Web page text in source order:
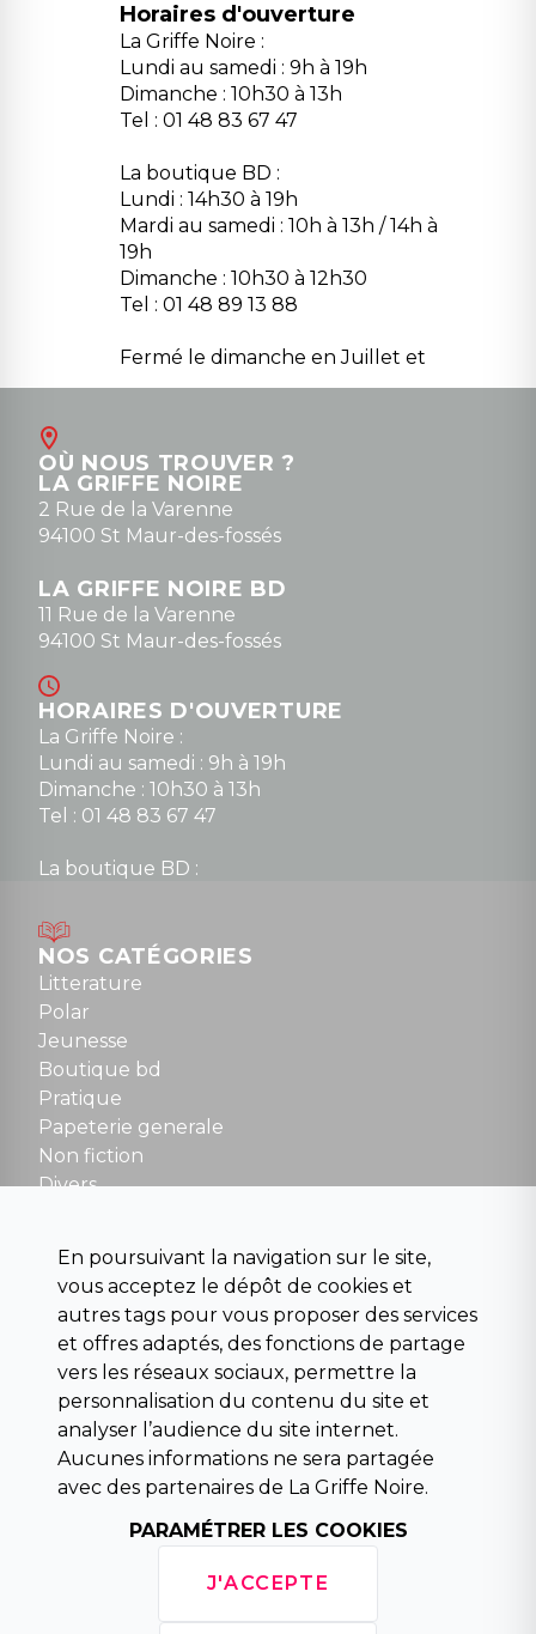
Horaires d'ouverture
La Griffe Noire :
Lundi au samedi : 9h à 19h
Dimanche : 10h30 à 13h
Tel : 01 48 83 67 47
La boutique BD :
Lundi : 14h30 à 19h
Mardi au samedi : 10h à 13h / 14h à
19h
Dimanche : 10h30 à 12h30
Tel : 01 48 89 13 88
Fermé le dimanche en Juillet et
Août
contact@la-griffe-noire.com
0148836747
OÙ NOUS TROUVER ?
LA GRIFFE NOIRE
2 Rue de la Varenne
94100 St Maur-des-fossés
LA GRIFFE NOIRE BD
11 Rue de la Varenne
94100 St Maur-des-fossés
HORAIRES D'OUVERTURE
La Griffe Noire :
Lundi au samedi : 9h à 19h
Dimanche : 10h30 à 13h
Tel : 01 48 83 67 47
La boutique BD :
Mardi au samedi : 10h à 13h / 14h à 19h
Dimanche : 10h30 à 12h30
Tel : 01 48 89 13 88
Fermé le dimanche en Juillet et Août
NOUS CONTACTER
contact@la-griffe-noire.com
NOS CATÉGORIES
Litterature
Polar
Jeunesse
Boutique bd
Pratique
Papeterie generale
Non fiction
Divers
Para scolaire
Histoire
Pochoteque
Pleiade
INFORMATIONS
Droit de rétractation
Conditions générales de vente
Mentions légales
Horaires d'ouverture
En poursuivant la navigation sur le site,
vous acceptez le dépôt de cookies et
autres tags pour vous proposer des services
et offres adaptés, des fonctions de partage
vers les réseaux sociaux, permettre la
personnalisation du contenu du site et
analyser l’audience du site internet.
Aucunes informations ne sera partagée
avec des partenaires de La Griffe Noire.
PARAMÉTRER LES COOKIES
J'ACCEPTE